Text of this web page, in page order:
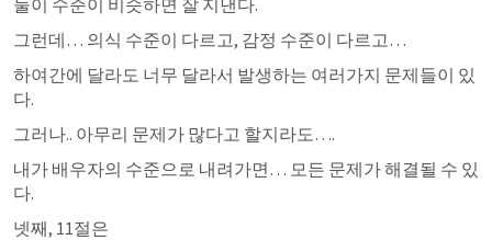
둘이 수준이 비슷하면 잘 지낸다.
그런데… 의식 수준이 다르고, 감정 수준이 다르고…
하여간에 달라도 너무 달라서 발생하는 여러가지 문제들이 있
다.
그러나.. 아무리 문제가 많다고 할지라도….
내가 배우자의 수준으로 내려가면… 모든 문제가 해결될 수 있
다.
넷째, 11절은